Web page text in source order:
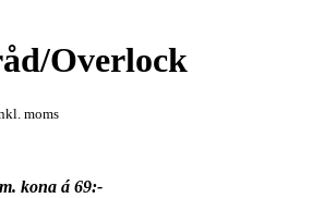
Overlock
moms
kona á 69:-